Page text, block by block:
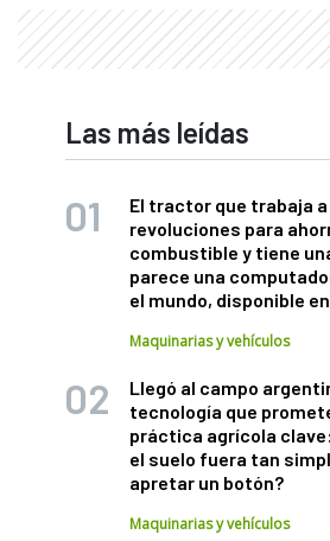
Las más leídas
El tractor que trabaja a
revoluciones para
combustible y tiene
parece una
el mundo, disponible
Maquinarias y vehículos
Llegó al campo
tecnología que
práctica agrícola
el suelo fuera tan
apretar un botón?
Maquinarias y vehículos